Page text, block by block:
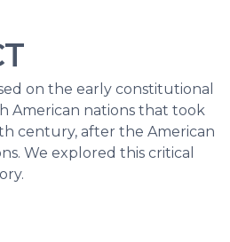
on the early constitutional
American nations that took
century, after the American
We explored this critical